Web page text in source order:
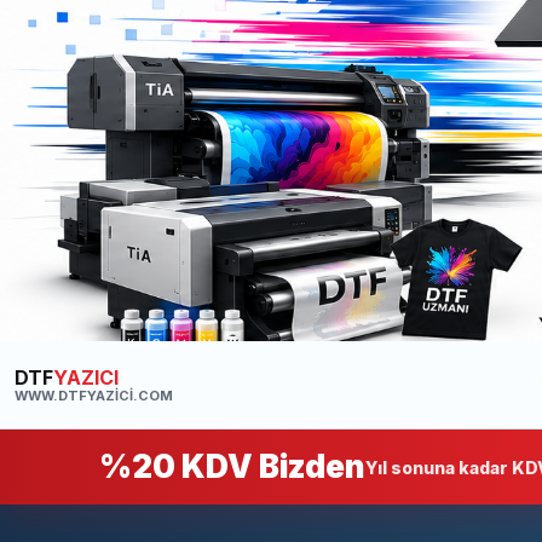
DTFYAZICI
WWW.DTFYAZICI.COM
%20 KDV BizdenYıl sonuna kadar